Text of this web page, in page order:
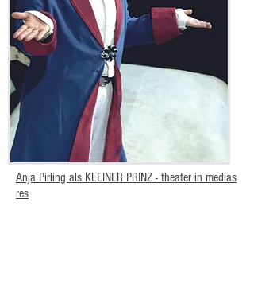
Anja Pirling als KLEINER PRINZ - theater in medias
res